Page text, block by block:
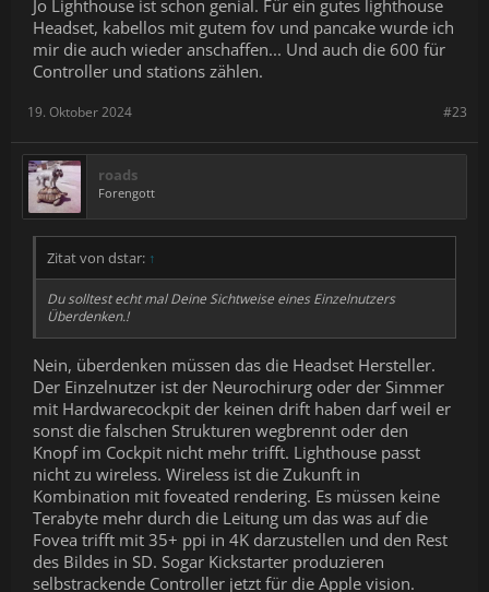
Jo Lighthouse ist schon genial. Für ein gutes lighthouse
Headset, kabellos mit gutem fov und pancake wurde ich
mir die auch wieder anschaffen... Und auch die 600 für
Controller und stations zählen.
#23
19. Oktober 2024
roads
Forengott
Zitat von dstar: ↑
Du solltest echt mal Deine Sichtweise eines Einzelnutzers
Überdenken.!
Nein, überdenken müssen das die Headset Hersteller.
Der Einzelnutzer ist der Neurochirurg oder der Simmer
mit Hardwarecockpit der keinen drift haben darf weil er
sonst die falschen Strukturen wegbrennt oder den
Knopf im Cockpit nicht mehr trifft. Lighthouse passt
nicht zu wireless. Wireless ist die Zukunft in
Kombination mit foveated rendering. Es müssen keine
Terabyte mehr durch die Leitung um das was auf die
Fovea trifft mit 35+ ppi in 4K darzustellen und den Rest
des Bildes in SD. Sogar Kickstarter produzieren
selbstrackende Controller jetzt für die Apple vision.